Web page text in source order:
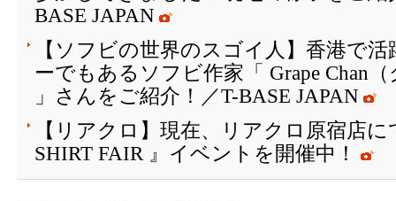
BASE JAPAN
【ソフビの世界のスゴイ人】香港で
ーでもあるソフビ作家「 Grape Chan
」さんをご紹介！／T-BASE JAPAN
【リアクロ】現在、リアクロ原宿店
SHIRT FAIR 』イベントを開催中！